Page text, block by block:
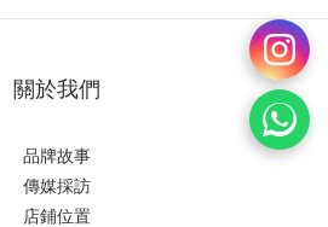
關於我們
品牌故事
傳媒採訪
店鋪位置